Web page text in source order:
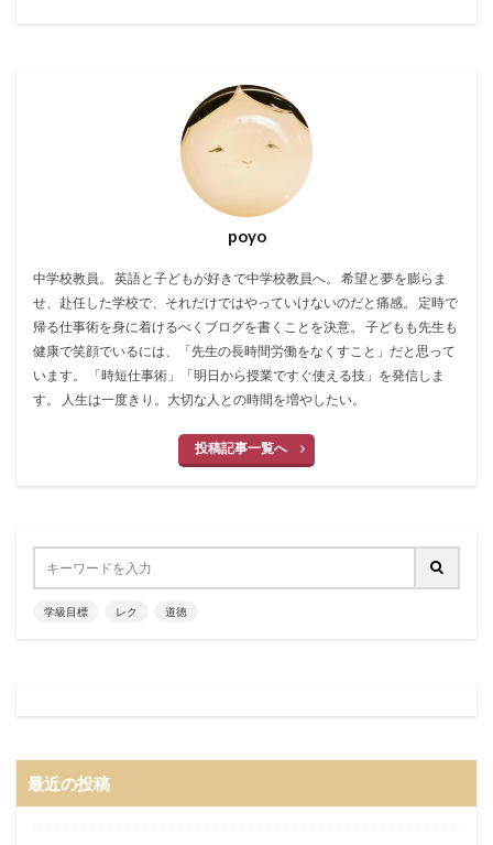
poyo
中学校教員。 英語と子どもが好きで中学校教員へ。 希望と夢を膨らま
せ、赴任した学校で、それだけではやっていけないのだと痛感。 定時で
帰る仕事術を身に着けるべくブログを書くことを決意。 子どもも先生も
健康で笑顔でいるには、「先生の長時間労働をなくすこと」だと思って
います。 「時短仕事術」「明日から授業ですぐ使える技」を発信しま
す。 人生は一度きり。大切な人との時間を増やしたい。
投稿記事一覧へ
学級目標 レク 道徳
最近の投稿